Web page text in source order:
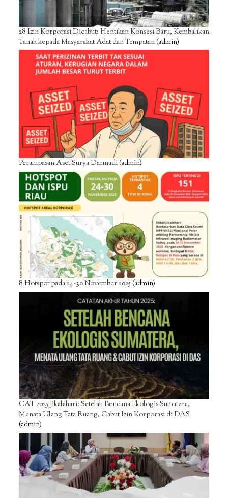
28 Izin Korporasi Dicabut: Hentikan Konsesi Baru, Kembalikan
Tanah kepada Masyarakat Adat dan Tempatan(admin)
Perampasan Aset Surya Darmadi(admin)
8 Hotspot pada 24-30 November 2025(admin)
CAT 2025 Jikalahari: Setelah Bencana Ekologis Sumatera,
Menata Ulang Tata Ruang, Cabut Izin Korporasi di DAS
(admin)